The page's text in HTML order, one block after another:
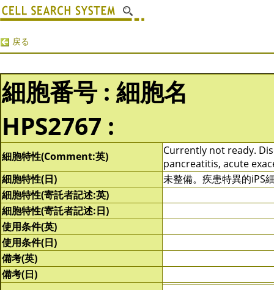
戻る
細胞番号 : 細胞名
HPS2767 :
細胞特性(Comment:英)
Currently not ready.
pancreatitis, acute
細胞特性(日)
未整備。疾患特異的iPS
細胞特性(寄託者記述:英)
細胞特性(寄託者記述:日)
使用条件(英)
使用条件(日)
備考(英)
備考(日)